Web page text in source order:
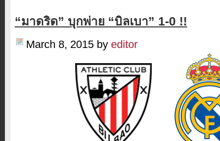
“มาดริด” บุกพ่าย “บิลเบา” 1-0 !!
March 8, 2015 by editor